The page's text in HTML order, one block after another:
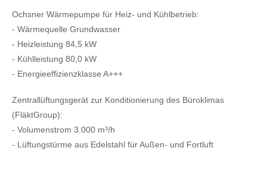
Ochsner Wärmepumpe für Heiz- und Kühlbetrieb:
- Wärmequelle Grundwasser
- Heizleistung 84,5 kW
- Kühlleistung 80,0 kW
- Energieeffizienzklasse A+++
Zentrallüftungsgerät zur Konditionierung des Büroklimas
(FläktGroup):
- Volumenstrom 3.000 m³/h
- Lüftungstürme aus Edelstahl für Außen- und Fortluft